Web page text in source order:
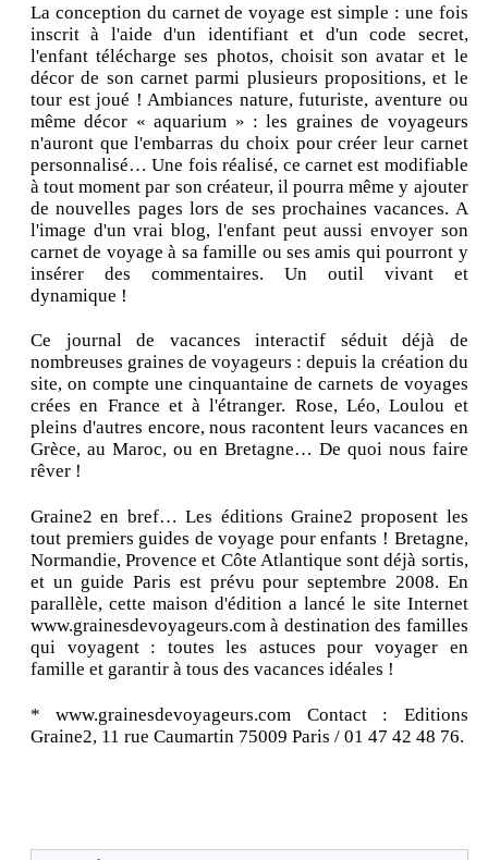
La conception du carnet de voyage est simple : une fois
inscrit à l'aide d'un identifiant et d'un code secret,
l'enfant télécharge ses photos, choisit son avatar et le
décor de son carnet parmi plusieurs propositions, et le
tour est joué ! Ambiances nature, futuriste, aventure ou
même décor « aquarium » : les graines de voyageurs
n'auront que l'embarras du choix pour créer leur carnet
personnalisé… Une fois réalisé, ce carnet est modifiable
à tout moment par son créateur, il pourra même y ajouter
de nouvelles pages lors de ses prochaines vacances. A
l'image d'un vrai blog, l'enfant peut aussi envoyer son
carnet de voyage à sa famille ou ses amis qui pourront y
insérer des commentaires. Un outil vivant et
dynamique !
Ce journal de vacances interactif séduit déjà de
nombreuses graines de voyageurs : depuis la création du
site, on compte une cinquantaine de carnets de voyages
crées en France et à l'étranger. Rose, Léo, Loulou et
pleins d'autres encore, nous racontent leurs vacances en
Grèce, au Maroc, ou en Bretagne… De quoi nous faire
rêver !
Graine2 en bref… Les éditions Graine2 proposent les
tout premiers guides de voyage pour enfants ! Bretagne,
Normandie, Provence et Côte Atlantique sont déjà sortis,
et un guide Paris est prévu pour septembre 2008. En
parallèle, cette maison d'édition a lancé le site Internet
www.grainesdevoyageurs.com à destination des familles
qui voyagent : toutes les astuces pour voyager en
famille et garantir à tous des vacances idéales !
* www.grainesdevoyageurs.com Contact : Editions
Graine2, 11 rue Caumartin 75009 Paris / 01 47 42 48 76.